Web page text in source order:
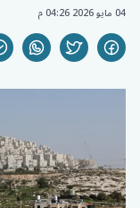
04 مايو 2026 04:26 م